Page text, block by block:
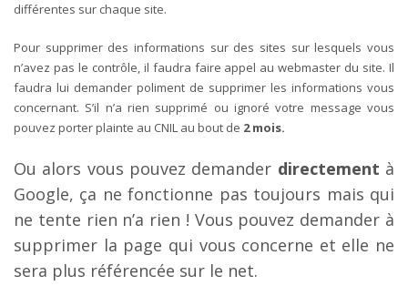
différentes sur chaque site.
Pour supprimer des informations sur des sites sur lesquels vous
n’avez pas le contrôle, il faudra faire appel au webmaster du site. Il
faudra lui demander poliment de supprimer les informations vous
concernant. S’il n’a rien supprimé ou ignoré votre message vous
pouvez porter plainte au CNIL au bout de 2 mois.
Ou alors vous pouvez demander directement à
Google, ça ne fonctionne pas toujours mais qui
ne tente rien n’a rien ! Vous pouvez demander à
supprimer la page qui vous concerne et elle ne
sera plus référencée sur le net.